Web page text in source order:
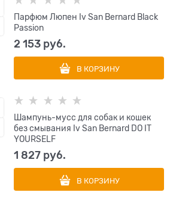
Парфюм Люпен Iv San Bernard Black
Passion
2 153 руб.
В КОРЗИНУ
Шампунь-мусс для собак и кошек
без смывания Iv San Bernard DO IT
YOURSELF
1 827 руб.
В КОРЗИНУ